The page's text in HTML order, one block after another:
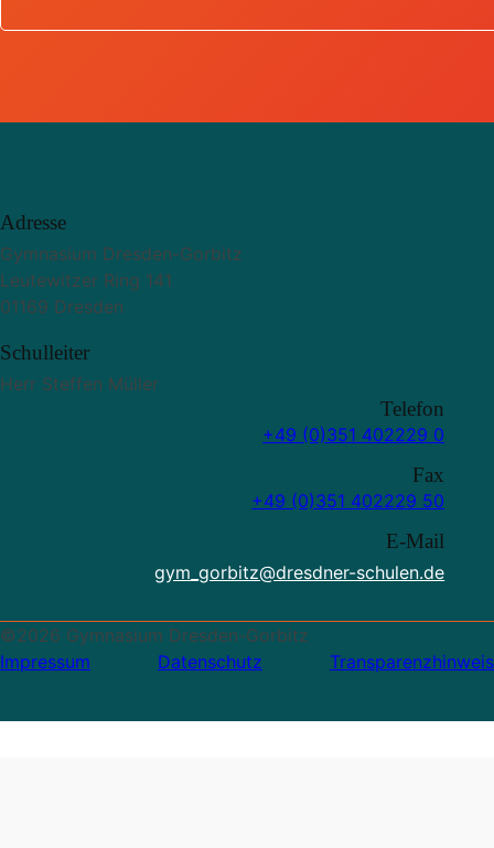
Adresse
Gymnasium Dresden-Gorbitz
Leutewitzer Ring 141
01169 Dresden
Schulleiter
Herr Steffen Müller
Telefon
+49 (0)351 402229 0
Fax
+49 (0)351 402229 50
E-Mail
gym_gorbitz@dresdner-schulen.de
©2026 Gymnasium Dresden-Gorbitz
Impressum
Datenschutz Transparenzhinweis